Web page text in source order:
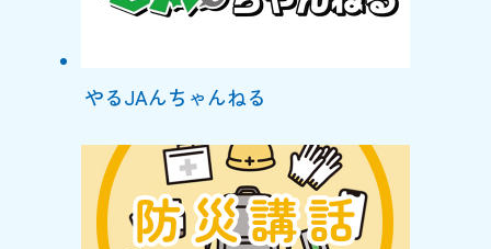
やるJAんちゃんねる